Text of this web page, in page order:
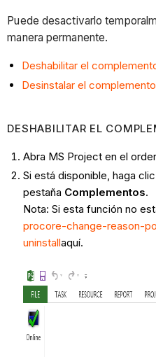
Puede desactivarlo
manera permanente.
Deshabilitar el
Desinstalar el complemento
DESHABILITAR EL
Abra MS Project en el
Si está disponible, haga
pestaña Complementos.
Nota: Si esta función no
procore-change-reason-
uninstallaquí.